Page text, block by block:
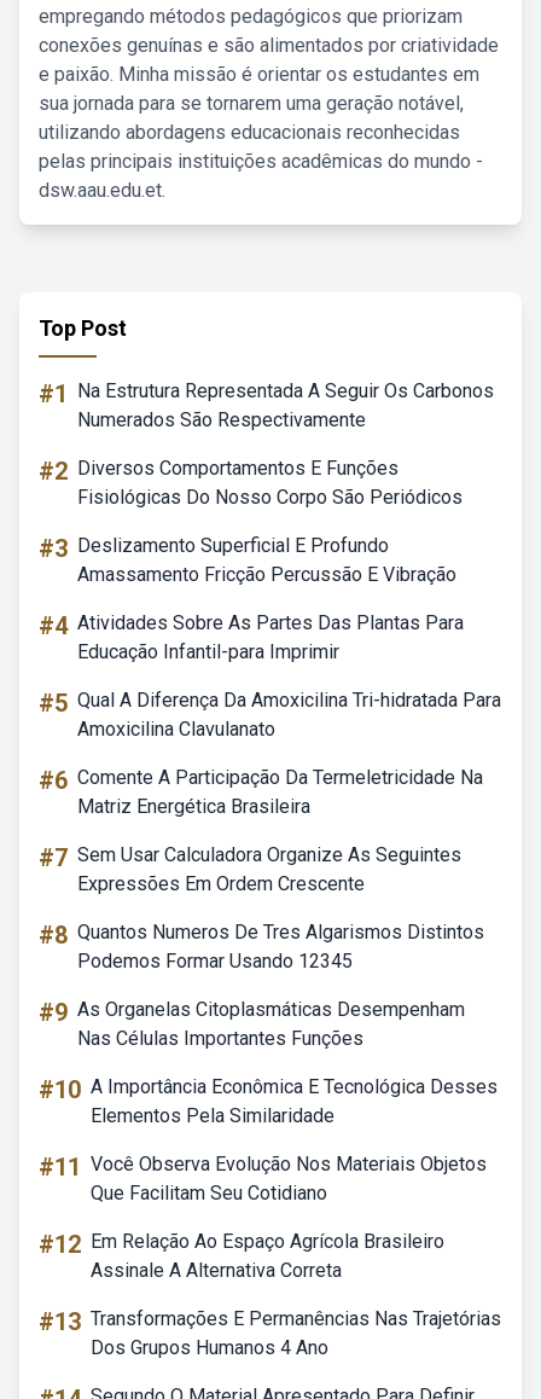
empregando métodos pedagógicos que priorizam
conexões genuínas e são alimentados por criatividade
e paixão. Minha missão é orientar os estudantes em
sua jornada para se tornarem uma geração notável,
utilizando abordagens educacionais reconhecidas
pelas principais instituições acadêmicas do mundo -
dsw.aau.edu.et.
Top Post
#1
Na Estrutura Representada A Seguir Os Carbonos
Numerados São Respectivamente
#2 Diversos Comportamentos E Funções
Fisiológicas Do Nosso Corpo São Periódicos
#3 Deslizamento Superficial E Profundo
Amassamento Fricção Percussão E Vibração
#4 Atividades Sobre As Partes Das Plantas Para
Educação Infantil-para Imprimir
#5 Qual A Diferença Da Amoxicilina Tri-hidratada Para
Amoxicilina Clavulanato
#6 Comente A Participação Da Termeletricidade Na
Matriz Energética Brasileira
#7 Sem Usar Calculadora Organize As Seguintes
Expressões Em Ordem Crescente
#8 Quantos Numeros De Tres Algarismos Distintos
Podemos Formar Usando 12345
#9 As Organelas Citoplasmáticas Desempenham
Nas Células Importantes Funções
#10 A Importância Econômica E Tecnológica Desses
Elementos Pela Similaridade
#11 Você Observa Evolução Nos Materiais Objetos
Que Facilitam Seu Cotidiano
#12 Em Relação Ao Espaço Agrícola Brasileiro
Assinale A Alternativa Correta
#13 Transformações E Permanências Nas Trajetórias
Dos Grupos Humanos 4 Ano